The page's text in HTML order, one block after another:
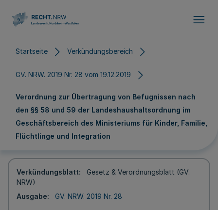
Startseite Verkündungsbereich
GV. NRW. 2019 Nr. 28 vom 19.12.2019
Verordnung zur Übertragung von Befugnissen nach
den §§ 58 und 59 der Landeshaushaltsordnung im
Geschäftsbereich des Ministeriums für Kinder, Familie,
Flüchtlinge und Integration
Verkündungsblatt
Gesetz & Verordnungsblatt (GV.
NRW)
Ausgabe
GV. NRW. 2019 Nr. 28